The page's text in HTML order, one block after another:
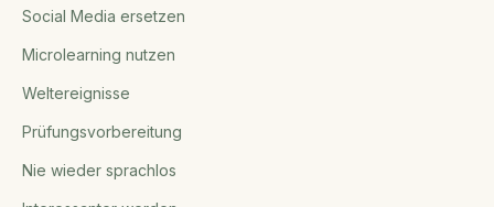
Social Media ersetzen
Microlearning nutzen
Weltereignisse
Prüfungsvorbereitung
Nie wieder sprachlos